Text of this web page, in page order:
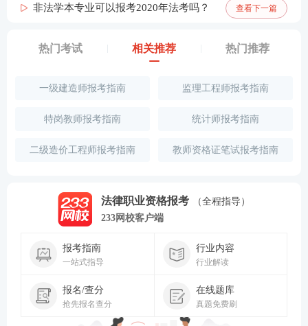
非法学本专业可以报考2020年法考吗？ 查看下一篇
热门考试 相关推荐 热门推荐
一级建造师报考指南 监理工程师报考指南
特岗教师报考指南 统计师报考指南
二级造价工程师报考指南 教师资格证笔试报考指南
法律职业资格报考
（全程指导）
233网校客户端
报考指南
一站式指导
行业内容
行业解读
报名/查分
抢先报名查分
在线题库
真题免费刷